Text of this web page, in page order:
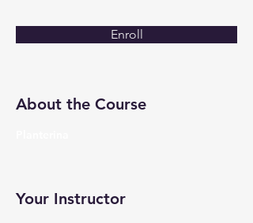
Enroll
About the Course
Your Instructor